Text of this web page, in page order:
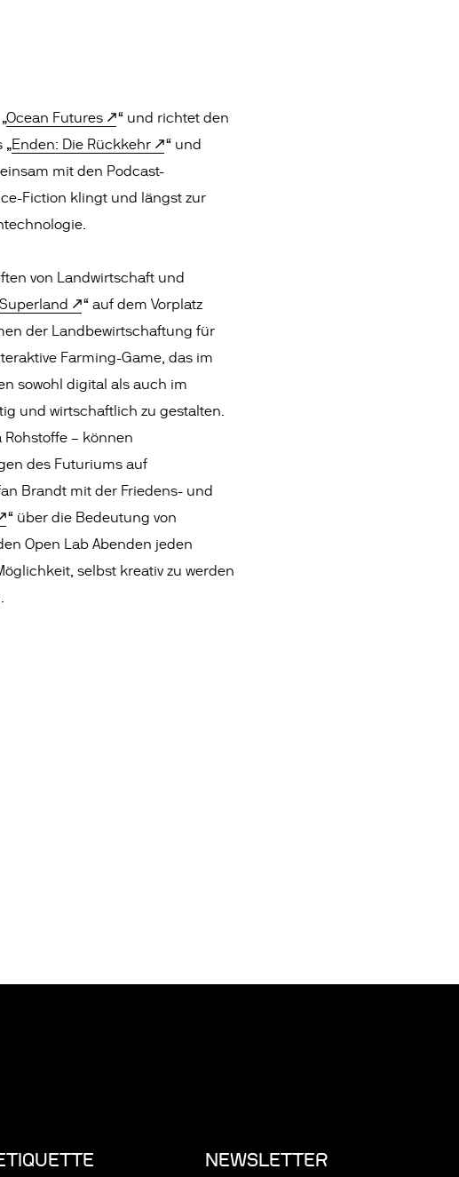
Ocean Futures
“ und richtet den
„Enden: Die Rückkehr
“ und
mit den Podcast-
Fiction klingt und längst zur
von Landwirtschaft und
Superland
“ auf dem Vorplatz
der Landbewirtschaftung für
Farming-Game, das im
sowohl digital als auch im
und wirtschaftlich zu gestalten.
Rohstoffe – können
des Futuriums auf
Brandt mit der Friedens- und
“ über die Bedeutung von
Open Lab Abenden jeden
selbst kreativ zu werden
NEWSLETTER